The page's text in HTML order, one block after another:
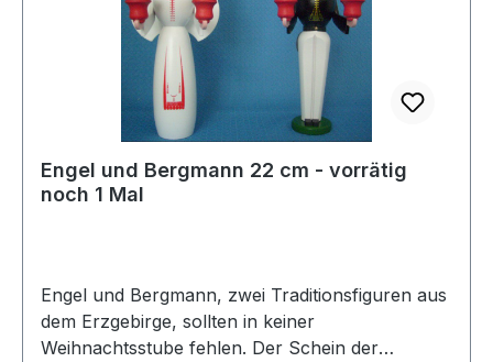
Engel und Bergmann 22 cm - vorrätig
noch 1 Mal
Engel und Bergmann, zwei Traditionsfiguren aus
dem Erzgebirge, sollten in keiner
Weihnachtsstube fehlen. Der Schein der